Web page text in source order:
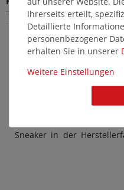
Puma Unisexschuhe
große Sneaker in Weiß
Modische
stehen für einen
Sneaker in der
Nummer 392290-03.
Ihrerseits erteilt,
Detaillierte
personenbezogener
erhalten Sie in unserer
Weitere Einstellungen